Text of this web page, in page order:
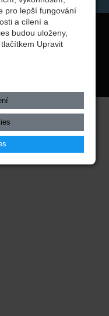
technická, Benešov,
awebhostingu jediného 5★
pro lepší fungování
a cílení a
budou uloženy,
Upravit